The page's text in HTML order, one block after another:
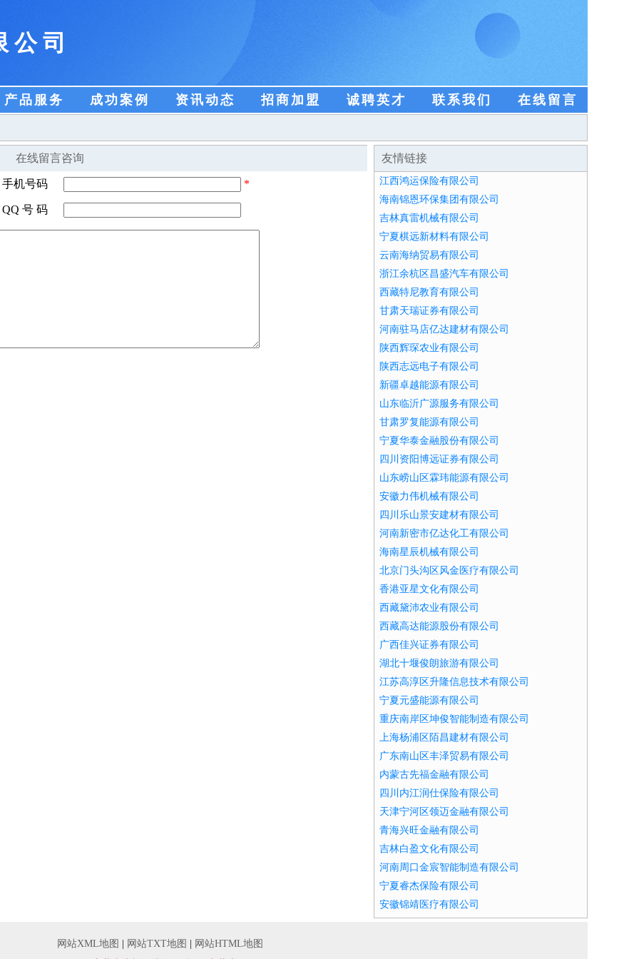
司
产品服务 成功案例 资讯动态 招商加盟 诚聘英才 联系我们 在线留言
在线留言咨询
手机号码 *
QQ 号 码
友情链接
江西鸿运保险有限公司
海南锦恩环保集团有限公司
吉林真雷机械有限公司
宁夏棋远新材料有限公司
云南海纳贸易有限公司
浙江余杭区昌盛汽车有限公司
西藏特尼教育有限公司
甘肃天瑞证券有限公司
河南驻马店亿达建材有限公司
陕西辉琛农业有限公司
陕西志远电子有限公司
新疆卓越能源有限公司
山东临沂广源服务有限公司
甘肃罗复能源有限公司
宁夏华泰金融股份有限公司
四川资阳博远证券有限公司
山东崂山区霖玮能源有限公司
安徽力伟机械有限公司
四川乐山景安建材有限公司
河南新密市亿达化工有限公司
海南星辰机械有限公司
北京门头沟区风金医疗有限公司
香港亚星文化有限公司
西藏黛沛农业有限公司
西藏高达能源股份有限公司
广西佳兴证券有限公司
湖北十堰俊朗旅游有限公司
江苏高淳区升隆信息技术有限公司
宁夏元盛能源有限公司
重庆南岸区坤俊智能制造有限公司
上海杨浦区陌昌建材有限公司
广东南山区丰泽贸易有限公司
内蒙古先福金融有限公司
四川内江润仕保险有限公司
天津宁河区领迈金融有限公司
青海兴旺金融有限公司
吉林白盈文化有限公司
河南周口金宸智能制造有限公司
宁夏睿杰保险有限公司
安徽锦靖医疗有限公司
网站XML地图 网站TXT地图
网站HTML地图